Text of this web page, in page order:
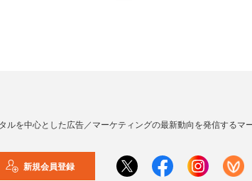
ルを中心とした広告／マーケティングの最新動向を発信するマ
新規会員登録